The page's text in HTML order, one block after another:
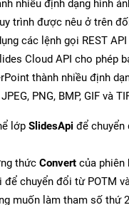
nhiều định dạng hình
trình được nêu ở trên
các lệnh gọi REST
Cloud API cho phép
thành nhiều định
PNG, BMP, GIF và
lớp SlidesApi để
thức Convert của phiên
để chuyển đổi từ POTM
muốn làm tham số thứ